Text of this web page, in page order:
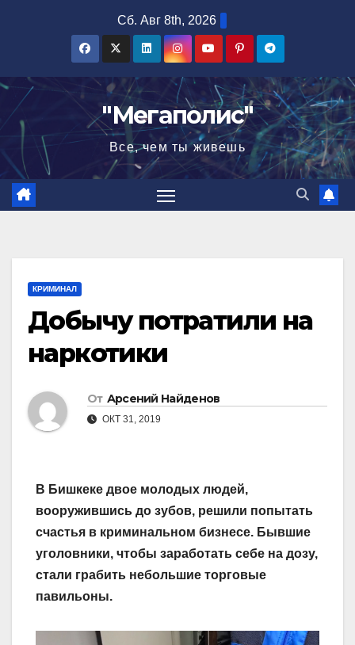
Сб. Авг 8th, 2026
"Мегаполис"
Все, чем ты живешь
КРИМИНАЛ
Добычу потратили на
наркотики
От Арсений Найденов
ОКТ 31, 2019
В Бишкеке двое молодых людей,
вооружившись до зубов, решили попытать
счастья в криминальном бизнесе. Бывшие
уголовники, чтобы заработать себе на дозу,
стали грабить небольшие торговые
павильоны.